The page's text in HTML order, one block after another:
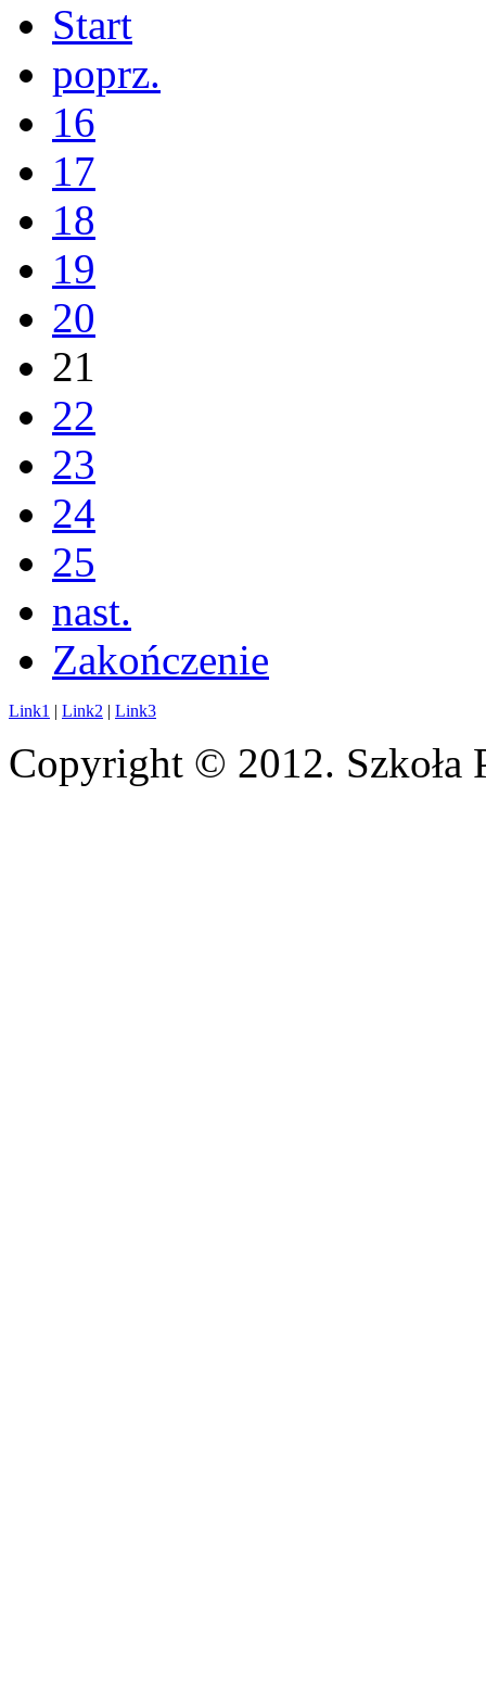
Start
poprz.
16
17
18
19
20
21
22
23
24
25
nast.
Zakończenie
Link1 | Link2 | Link3
Copyright © 2012. Szkoła